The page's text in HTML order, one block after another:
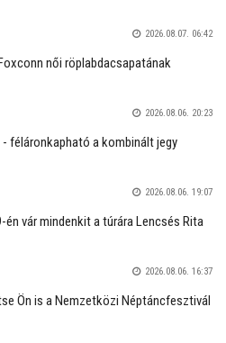
2026.08.07. 06:42
női röplabdacsapatának
2026.08.06. 20:23
féláronkapható a kombinált jegy
2026.08.06. 19:07
vár mindenkit a túrára Lencsés Rita
2026.08.06. 16:37
Ön is a Nemzetközi Néptáncfesztivál